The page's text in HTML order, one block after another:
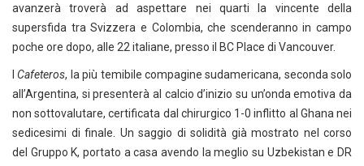
avanzerà troverà ad aspettare nei quarti la vincente della
supersfida tra Svizzera e Colombia, che scenderanno in campo
poche ore dopo, alle 22 italiane, presso il BC Place di Vancouver.
ICafeteros, la più temibile compagine sudamericana, seconda solo
all’Argentina, si presenterà al calcio d’inizio su un’onda emotiva da
non sottovalutare, certificata dal chirurgico 1-0 inflitto al Ghana nei
sedicesimi di finale. Un saggio di solidità già mostrato nel corso
del Gruppo K, portato a casa avendo la meglio su Uzbekistan e DR